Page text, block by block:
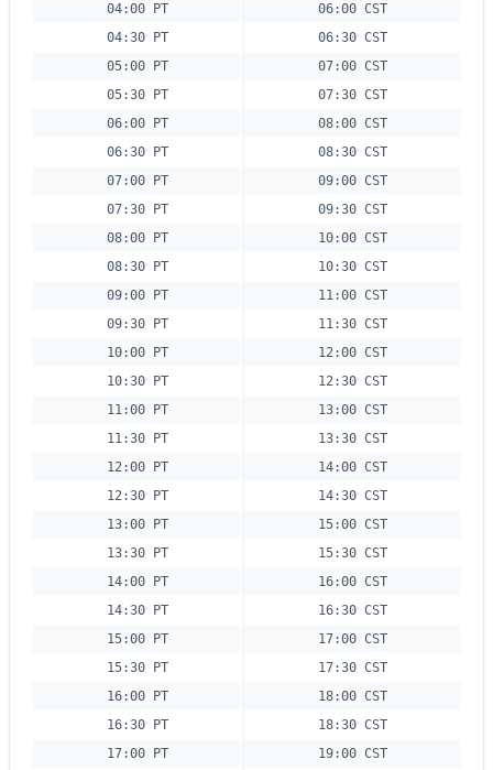
04:00 PT
06:00 CST
04:30 PT
06:30 CST
05:00 PT
07:00 CST
05:30 PT
07:30 CST
06:00 PT
08:00 CST
06:30 PT
08:30 CST
07:00 PT
09:00 CST
07:30 PT
09:30 CST
08:00 PT
10:00 CST
08:30 PT
10:30 CST
09:00 PT
11:00 CST
09:30 PT
11:30 CST
10:00 PT
12:00 CST
10:30 PT
12:30 CST
11:00 PT
13:00 CST
11:30 PT
13:30 CST
12:00 PT
14:00 CST
12:30 PT
14:30 CST
13:00 PT
15:00 CST
13:30 PT
15:30 CST
14:00 PT
16:00 CST
14:30 PT
16:30 CST
15:00 PT
17:00 CST
15:30 PT
17:30 CST
16:00 PT
18:00 CST
16:30 PT
18:30 CST
17:00 PT
19:00 CST